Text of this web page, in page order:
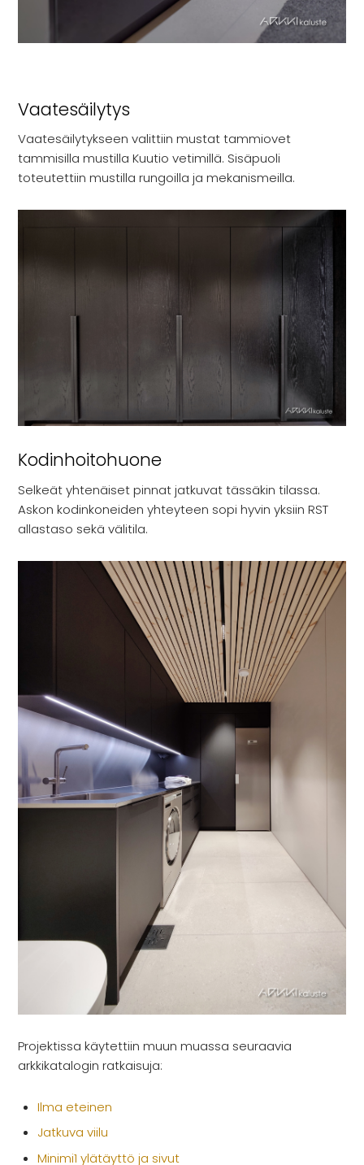
Vaatesäilytys
Vaatesäilytykseen valittiin mustat tammiovet
tammisilla mustilla Kuutio vetimillä. Sisäpuoli
toteutettiin mustilla rungoilla ja mekanismeilla.
Kodinhoitohuone
Selkeät yhtenäiset pinnat jatkuvat tässäkin tilassa.
Askon kodinkoneiden yhteyteen sopi hyvin yksiin RST
allastaso sekä välitila.
Projektissa käytettiin muun muassa seuraavia
arkkikatalogin ratkaisuja:
Ilma eteinen
Jatkuva viilu
Minimi1 ylätäyttö ja sivut